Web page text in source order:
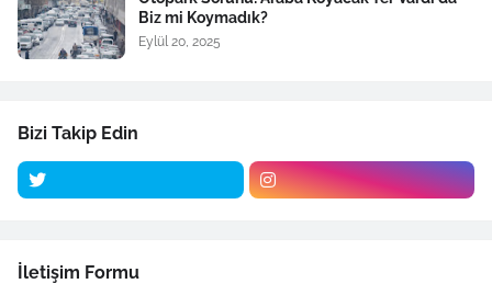
Biz mi Koymadık?
Eylül 20, 2025
Bizi Takip Edin
İletişim Formu